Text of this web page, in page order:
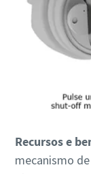
Recursos e
mecanismo